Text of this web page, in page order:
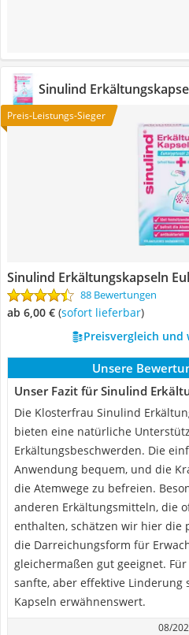
Sinulind
Preis-Leistungs-Sieger
Sinulind Erkältungskapseln
88 Bewertungen
ab 6,00 € ( Sofort lieferbar)
Preisvergleich und
Unsere
Unser Fazit für Sinulind
Die Klosterfrau Sinulind
bieten eine natürliche
Erkältungsbeschwerden. Die
Anwendung bequem, und die
die Atemwege zu befreien.
anderen Erkältungsmitteln, die
enthalten, schätzen wir hier die
die Darreichungsform für
gleichermaßen gut geeignet.
sanfte, aber effektive Linderung
Kapseln erwähnenswert.
08/